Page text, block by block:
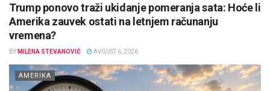
Trump ponovo traži ukidanje pomeranja sata: Hoće li
Amerika zauvek ostati na letnjem računanju
vremena?
BY MILENA STEVANOVIĆ AVGUST 6, 2026
AMERIKA